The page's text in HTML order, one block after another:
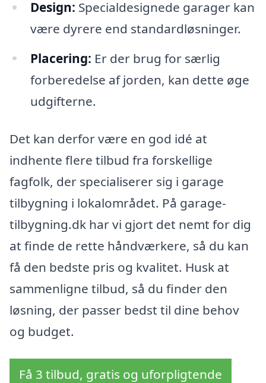
Design: Specialdesignede garager kan
være dyrere end standardløsninger.
Placering: Er der brug for særlig
forberedelse af jorden, kan dette øge
udgifterne.
Det kan derfor være en god idé at
indhente flere tilbud fra forskellige
fagfolk, der specialiserer sig i garage
tilbygning i lokalområdet. På garage-
tilbygning.dk har vi gjort det nemt for dig
at finde de rette håndværkere, så du kan
få den bedste pris og kvalitet. Husk at
sammenligne tilbud, så du finder den
løsning, der passer bedst til dine behov
og budget.
Få 3 tilbud, gratis og uforpligtende